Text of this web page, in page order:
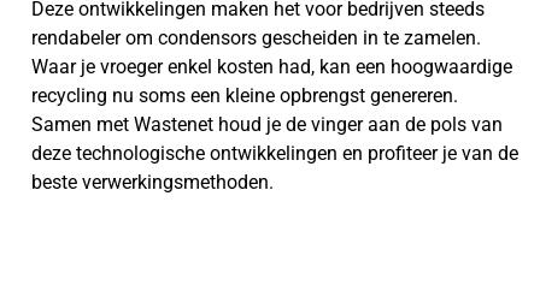
Deze ontwikkelingen maken het voor bedrijven steeds
rendabeler om condensors gescheiden in te zamelen.
Waar je vroeger enkel kosten had, kan een hoogwaardige
recycling nu soms een kleine opbrengst genereren.
Samen met Wastenet houd je de vinger aan de pols van
deze technologische ontwikkelingen en profiteer je van de
beste verwerkingsmethoden.